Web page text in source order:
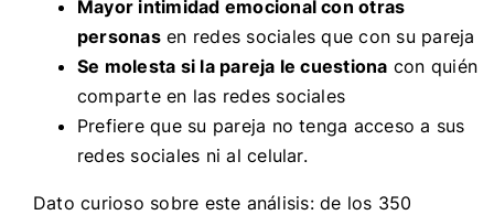
Mayor intimidad emocional con otras
personasen redes sociales que con su pareja
Se molesta si la pareja le cuestiona con quién
comparte en las redes sociales
Prefiere que su pareja no tenga acceso a sus
redes sociales ni al celular.
Dato curioso sobre este análisis: de los 350